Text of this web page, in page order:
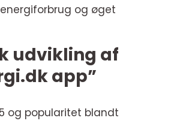
og øget
udvikling af
app”
og popularitet blandt